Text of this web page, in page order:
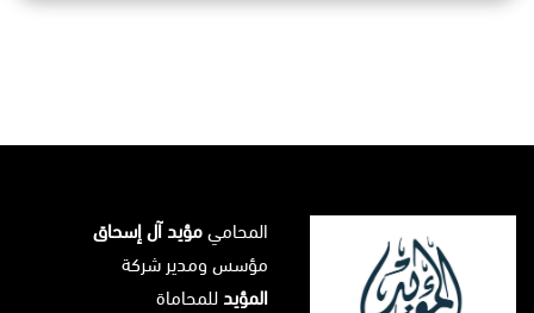
المحاميمؤيد آل إسحاق
مؤسس ومدير شركة
المؤيد للمحاماة